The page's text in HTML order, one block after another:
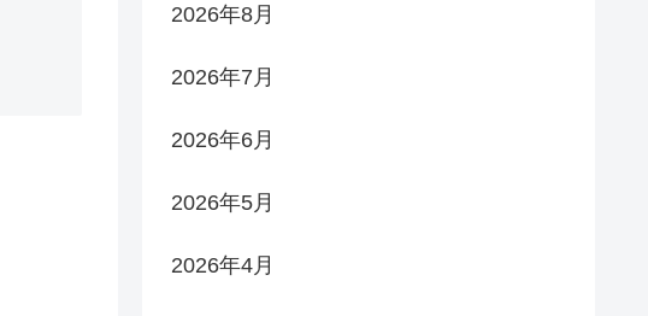
2026年8月
2026年7月
2026年6月
2026年5月
2026年4月